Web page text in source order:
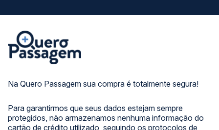
Na Quero Passagem sua compra é totalmente segura!
Para garantirmos que seus dados estejam sempre
protegidos, não armazenamos nenhuma informação do
cartão de crédito utilizado, seguindo os protocolos de